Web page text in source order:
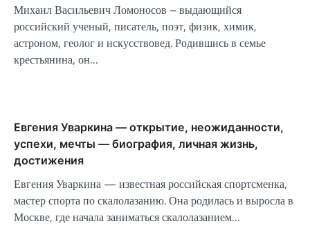
Михаил Васильевич Ломоносов – выдающийся
российский ученый, писатель, поэт, физик, химик,
астроном, геолог и искусствовед. Родившись в семье
крестьянина, он…
Евгения Уваркина — открытие, неожиданности,
успехи, мечты — биография, личная жизнь,
достижения
Евгения Уваркина — известная российская спортсменка,
мастер спорта по скалолазанию. Она родилась и выросла в
Москве, где начала заниматься скалолазанием…